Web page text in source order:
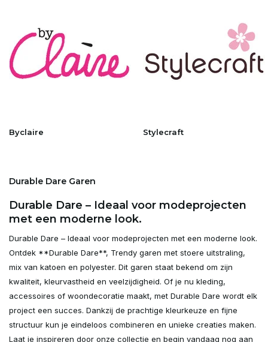
Byclaire Stylecraft
Durable Dare Garen
Durable Dare – Ideaal voor modeprojecten
met een moderne look.
Durable Dare – Ideaal voor modeprojecten met een moderne look.
Ontdek **Durable Dare**, Trendy garen met stoere uitstraling,
mix van katoen en polyester. Dit garen staat bekend om zijn
kwaliteit, kleurvastheid en veelzijdigheid. Of je nu kleding,
accessoires of woondecoratie maakt, met Durable Dare wordt elk
project een succes. Dankzij de prachtige kleurkeuze en fijne
structuur kun je eindeloos combineren en unieke creaties maken.
Laat je inspireren door onze collectie en begin vandaag nog aan